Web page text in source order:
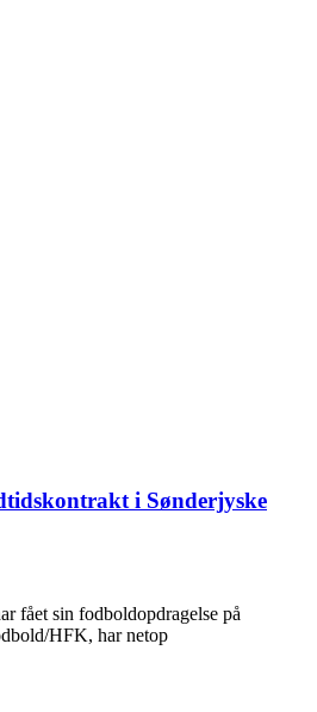
i Sønderjyske
fået sin fodboldopdragelse på
HFK, har netop